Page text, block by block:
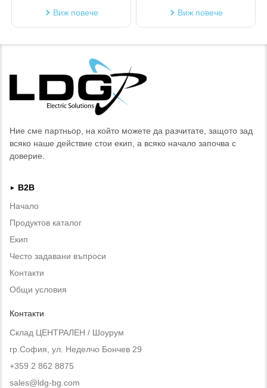
Виж повече
Виж повече
Ние сме партньор, на който можете да разчитате, защото зад
всяко наше действие стои екип, а всяко начало започва с
доверие.
►
B2B
Начало
Продуктов каталог
Екип
Често задавани въпроси
Контакти
Общи условия
Контакти
Склад ЦЕНТРАЛЕН / Шоурум
гр.София, ул. Неделчо Бончев 29
+359 2 862 8875
sales@ldg-bg.com